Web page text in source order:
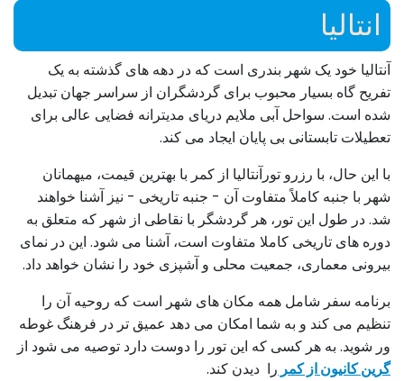
انتالیا
آنتالیا خود یک شهر بندری است که در دهه های گذشته به یک
تفریح گاه بسیار محبوب برای گردشگران از سراسر جهان تبدیل
شده است. سواحل آبی ملایم دریای مدیترانه فضایی عالی برای
تعطیلات تابستانی بی پایان ایجاد می کند.
با این حال، با رزرو تورآنتالیا از کمر با بهترین قیمت، میهمانان
شهر با جنبه کاملاً متفاوت آن - جنبه تاریخی - نیز آشنا خواهند
شد. در طول این تور، هر گردشگر با نقاطی از شهر که متعلق به
دوره های تاریخی کاملا متفاوت است، آشنا می شود. این در نمای
بیرونی معماری، جمعیت محلی و آشپزی خود را نشان خواهد داد.
برنامه سفر شامل همه مکان های شهر است که روحیه آن را
تنظیم می کند و به شما امکان می دهد عمیق تر در فرهنگ غوطه
ور شوید. به هر کسی که این تور را دوست دارد توصیه می شود از
گرین کانیون از کمر را دیدن کند.